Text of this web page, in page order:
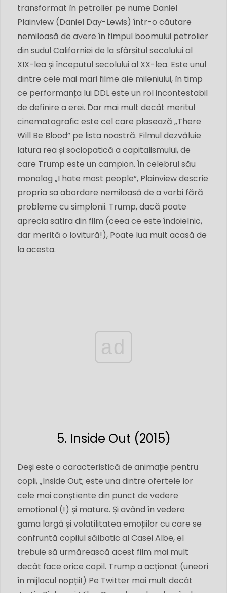
transformat în petrolier pe nume Daniel
Plainview (Daniel Day-Lewis) într-o căutare
nemiloasă de avere în timpul boomului petrolier
din sudul Californiei de la sfârșitul secolului al
XIX-lea și începutul secolului al XX-lea. Este unul
dintre cele mai mari filme ale mileniului, în timp
ce performanța lui DDL este un rol incontestabil
de definire a erei. Dar mai mult decât meritul
cinematografic este cel care plasează „There
Will Be Blood” pe lista noastră. Filmul dezvăluie
latura rea ​​și sociopatică a capitalismului, de
care Trump este un campion. În celebrul său
monolog „I hate most people”, Plainview descrie
propria sa abordare nemiloasă de a vorbi fără
probleme cu simplonii. Trump, dacă poate
aprecia satira din film (ceea ce este îndoielnic,
dar merită o lovitură!), Poate lua mult acasă de
la acesta.
ad
5. Inside Out (2015)
Deși este o caracteristică de animație pentru
copii, „Inside Out; este una dintre ofertele lor
cele mai conștiente din punct de vedere
emoțional (!) și mature. Și având în vedere
gama largă și volatilitatea emoțiilor cu care se
confruntă copilul sălbatic al Casei Albe, el
trebuie să urmărească acest film mai mult
decât face orice copil. Trump a acționat (uneori
în mijlocul nopții!) Pe Twitter mai mult decât